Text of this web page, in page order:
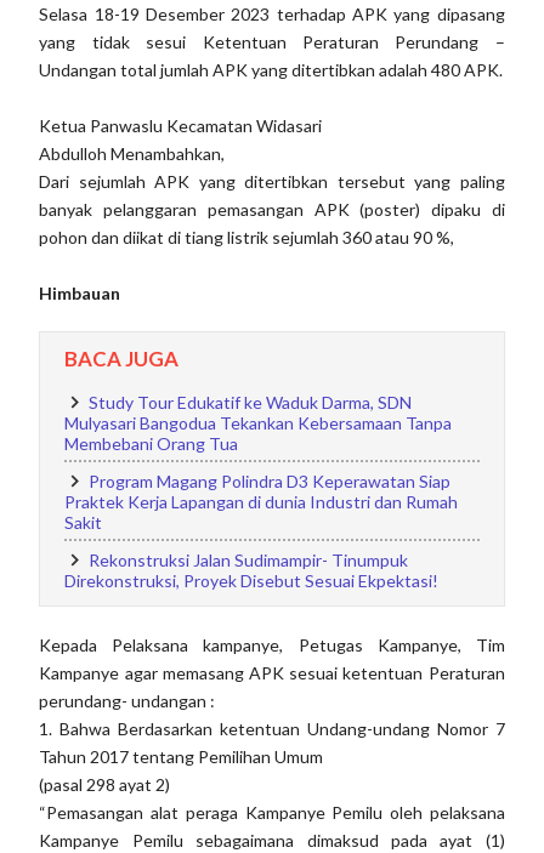
Selasa 18-19 Desember 2023 terhadap APK yang dipasang
yang tidak sesui Ketentuan Peraturan Perundang –
Undangan total jumlah APK yang ditertibkan adalah 480 APK.
Ketua Panwaslu Kecamatan Widasari
Abdulloh Menambahkan,
Dari sejumlah APK yang ditertibkan tersebut yang paling
banyak pelanggaran pemasangan APK (poster) dipaku di
pohon dan diikat di tiang listrik sejumlah 360 atau 90 %,
Himbauan
BACA JUGA
Study Tour Edukatif ke Waduk Darma, SDN
Mulyasari Bangodua Tekankan Kebersamaan Tanpa
Membebani Orang Tua
Program Magang Polindra D3 Keperawatan Siap
Praktek Kerja Lapangan di dunia Industri dan Rumah
Sakit
Rekonstruksi Jalan Sudimampir- Tinumpuk
Direkonstruksi, Proyek Disebut Sesuai Ekpektasi!
Kepada Pelaksana kampanye, Petugas Kampanye, Tim
Kampanye agar memasang APK sesuai ketentuan Peraturan
perundang- undangan :
1. Bahwa Berdasarkan ketentuan Undang-undang Nomor 7
Tahun 2017 tentang Pemilihan Umum
(pasal 298 ayat 2)
“Pemasangan alat peraga Kampanye Pemilu oleh pelaksana
Kampanye Pemilu sebagaimana dimaksud pada ayat (1)